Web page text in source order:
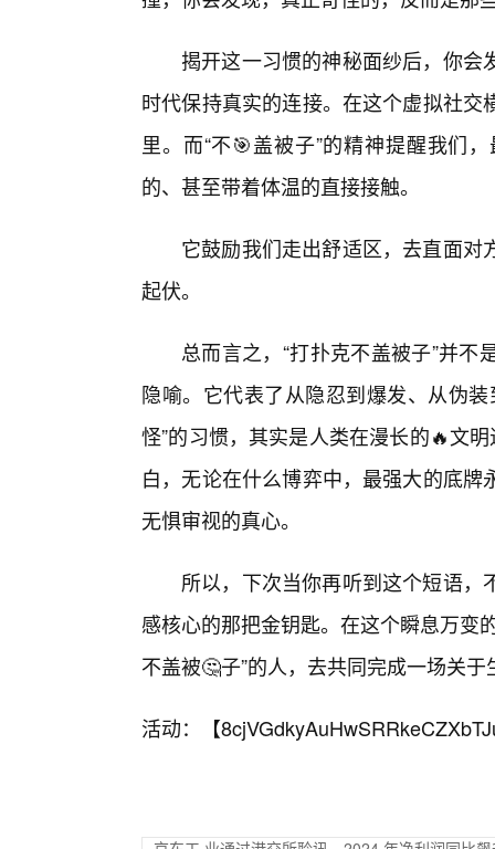
揭开这一习惯的神秘面纱后，你
时代保持真实的连接。在这个虚拟社
里。而“不🎯盖被子”的精神提醒我们
的、甚至带着体温的直接接触。
它鼓励我们走出舒适区，去直面
起伏。
总而言之，“打扑克不盖被子”并
隐喻。它代表了从隐忍到爆发、从伪
怪”的习惯，其实是人类在漫长的🔥文
白，无论在什么博弈中，最强大的底
无惧审视的真心。
所以，下次当你再听到这个短语
感核心的那把金钥匙。在这个瞬息万变
不盖被🤔子”的人，去共同完成一场关
活动：【